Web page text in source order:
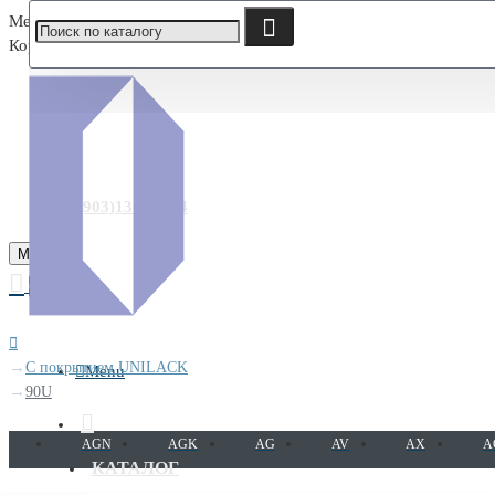
Меню
Корзина
Menu
КАТАЛОГ
+7(903)130-30-44
Menu
0
С покрытием UNILACK
90U
AGN AGK AG AV AX